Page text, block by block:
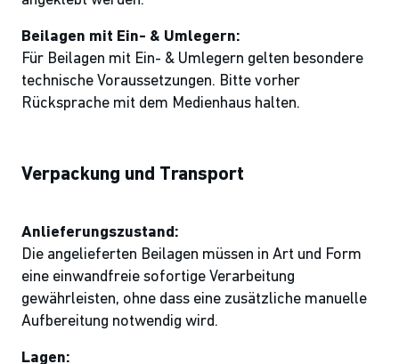
Beilagen mit Ein- & Umlegern:
Für Beilagen mit Ein- & Umlegern gelten besondere
technische Voraussetzungen. Bitte vorher
Rücksprache mit dem Medienhaus halten.
Verpackung und Transport
Anlieferungszustand:
Die angelieferten Beilagen müssen in Art und Form
eine einwandfreie sofortige Verarbeitung
gewährleisten, ohne dass eine zusätzliche manuelle
Aufbereitung notwendig wird.
Lagen: